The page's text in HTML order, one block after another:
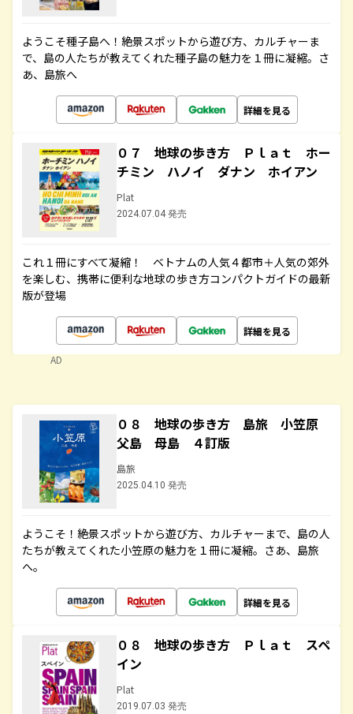
ようこそ種子島へ！絶景スポットから遊び方、カルチャーま
で、島の人たちが教えてくれた種子島の魅力を１冊に凝縮。さ
あ、島旅へ
詳細を見る
０７ 地球の歩き方 Ｐｌａｔ ホー
チミン ハノイ ダナン ホイアン
Plat
2024.07.04 発売
これ１冊にすべて凝縮！ ベトナムの人気４都市＋人気の郊外
を楽しむ、携帯に便利な地球の歩き方コンパクトガイドの最新
版が登場
詳細を見る
AD
０８ 地球の歩き方 島旅 小笠原
父島 母島 ４訂版
島旅
2025.04.10 発売
ようこそ！絶景スポットから遊び方、カルチャーまで、島の人
たちが教えてくれた小笠原の魅力を１冊に凝縮。さあ、島旅
へ。
詳細を見る
０８ 地球の歩き方 Ｐｌａｔ スペ
イン
Plat
2019.07.03 発売